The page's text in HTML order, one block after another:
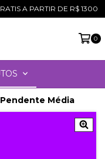
A PARTIR DE R$ 1300
0
Média